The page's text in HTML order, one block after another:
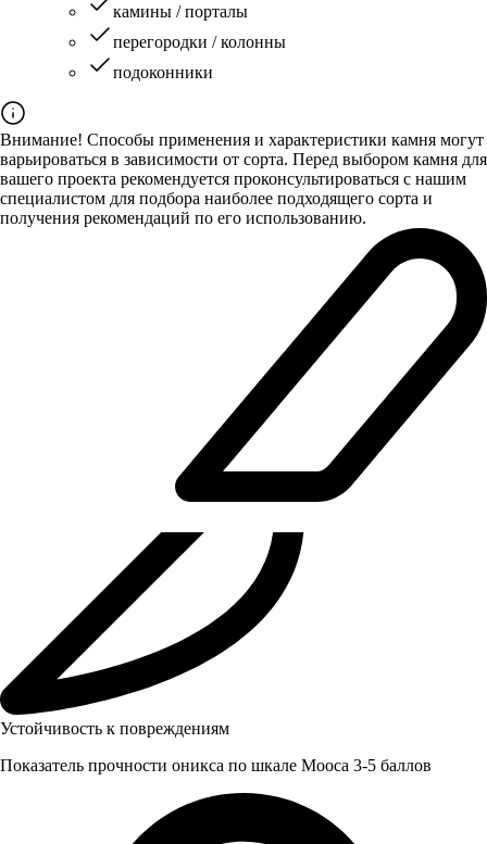
камины / порталы
перегородки / колонны
подоконники
Внимание! Способы применения и характеристики камня могут
варьироваться в зависимости от сорта. Перед выбором камня для
вашего проекта рекомендуется проконсультироваться с нашим
специалистом для подбора наиболее подходящего сорта и
получения рекомендаций по его использованию.
Устойчивость к повреждениям
Показатель прочности оникса по шкале Мооса 3-5 баллов